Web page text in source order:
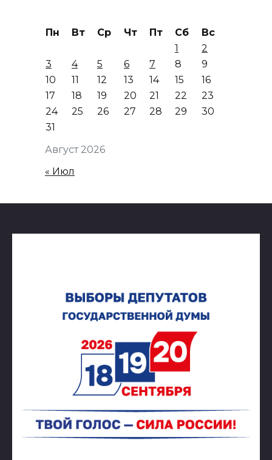
Август 2026
Пн Вт Ср Чт Пт Сб
Вс
1
2
3
4 5 6 7 8
9
10
11 12 13 14 15
16
17
18 19 20 21 22
23
24
25 26 27 28 29
30
31
« Июл